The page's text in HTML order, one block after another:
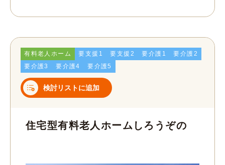
有料老人ホーム 要支援1 要支援2 要介護1
要介護2
要介護3
要介護4 要介護5
検討リストに追加
住宅型有料老人ホームしろうぞの